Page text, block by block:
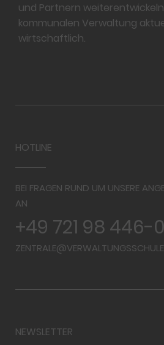
und Partnern
kommunalen Verwaltung
wirtschaftlich.
HOTLINE
BEI FRAGEN RUND UM UNSERE
AN
+49 721 98 446-0
NEWSLETTER